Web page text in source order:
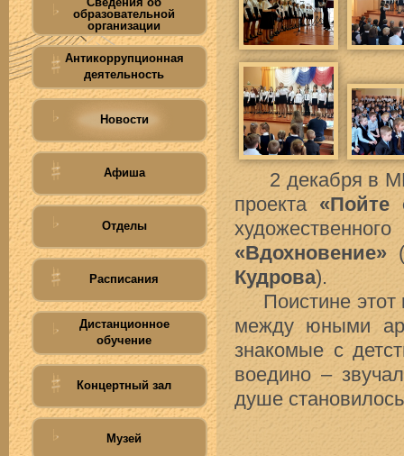
образовательной
организации
Антикоррупционная
деятельность
Новости
Афиша
Отделы
Расписания
Дистанционное
обучение
Концертный зал
Музей
2 декабря в
проекта «Пойте
«Вдохновение»
Кудрова).
Поистине этот
между юными
знакомые с
воедино –
душе